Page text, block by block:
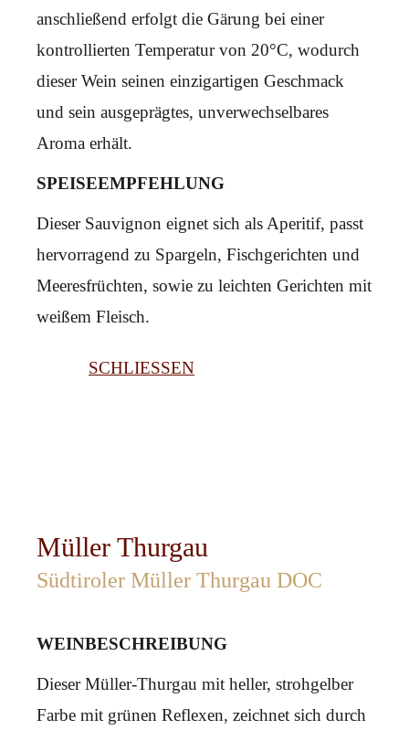
anschließend erfolgt die Gärung bei einer
kontrollierten Temperatur von 20°C, wodurch
dieser Wein seinen einzigartigen Geschmack
und sein ausgeprägtes, unverwechselbares
Aroma erhält.
SPEISEEMPFEHLUNG
Dieser Sauvignon eignet sich als Aperitif, passt
hervorragend zu Spargeln, Fischgerichten und
Meeresfrüchten, sowie zu leichten Gerichten mit
weißem Fleisch.
SCHLIESSEN
Müller Thurgau
Südtiroler Müller Thurgau DOC
WEINBESCHREIBUNG
Dieser Müller-Thurgau mit heller, strohgelber
Farbe mit grünen Reflexen, zeichnet sich durch